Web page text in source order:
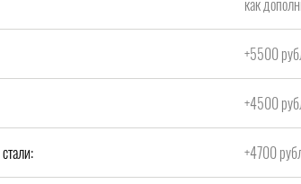
как
+5500
+4500
+4700